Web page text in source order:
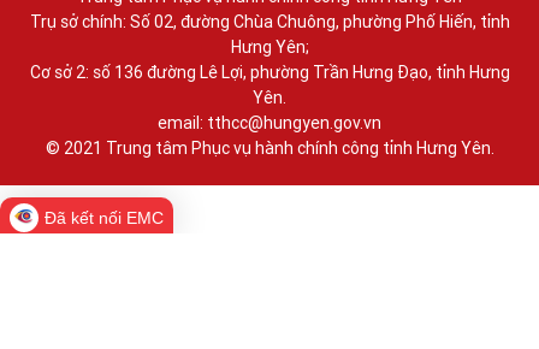
Trụ sở chính: Số 02, đường Chùa Chuông, phường Phố Hiến, tỉnh
Hưng Yên;
Cơ sở 2: số 136 đường Lê Lợi, phường Trần Hưng Đạo, tỉnh Hưng
Yên.
email: tthcc@hungyen.gov.vn
© 2021 Trung tâm Phục vụ hành chính công tỉnh Hưng Yên.
Đã kết nối EMC